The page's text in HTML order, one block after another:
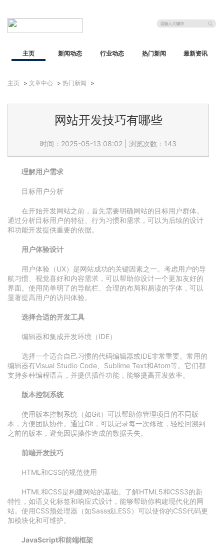
主页 新闻动态 行业动态 热门新闻 最新资讯
主页 > 文章中心 > 热门新闻 >
网站开发技巧有哪些
时间：2025-05-13 08:02 浏览次数：143
理解用户需求
目标用户分析
在开始开发网站之前，首先需要明确网站的目标用户群体。
通过分析目标用户的特征、行为习惯和需求，可以为后续的设计
和功能开发提供重要的依据。
用户体验设计
用户体验（UX）是网站成功的关键因素之一。考虑用户的导
航习惯、视觉喜好和内容需求，可以帮助你设计一个更加友好的
界面。使用简单明了的导航栏、合理的布局和易读的字体，可以
显著提高用户的访问体验。
选择合适的开发工具
编辑器和集成开发环境（IDE）
选择一个适合自己习惯的代码编辑器或IDE非常重要。常用的
编辑器有Visual Studio Code、Sublime Text和Atom等。它们都
支持多种编程语言，并提供插件功能，能够提高开发效率。
版本控制系统
使用版本控制系统（如Git）可以帮助你管理项目的不同版
本，方便团队协作。通过Git，可以记录每一次修改，轻松回溯到
之前的版本，避免因误操作造成的数据丢失。
前端开发技巧
HTML和CSS的规范使用
HTML和CSS是构建网站的基础。了解HTML5和CSS3的新
特性，如语义化标签和响应式设计，能够帮助你构建现代化的网
站。使用CSS预处理器（如Sass或LESS）可以使你的CSS代码更
加模块化和可维护。
JavaScript和前端框架